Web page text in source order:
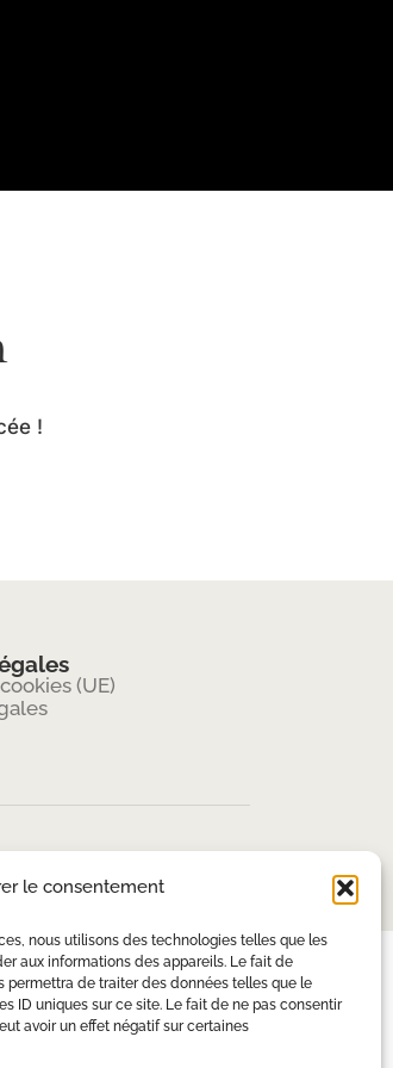
le consentement
nous utilisons des technologies telles que les
aux informations des appareils. Le fait de
permettra de traiter des données telles que le
ID uniques sur ce site. Le fait de ne pas consentir
avoir un effet négatif sur certaines
!
(UE)
parGUARINI TECH